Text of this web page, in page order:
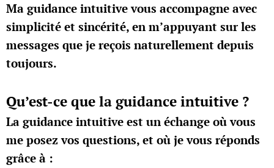
Ma guidance intuitive vous accompagne avec
simplicité et sincérité, en m’appuyant sur les
messages que je reçois naturellement depuis
toujours.
Qu’est-ce que la guidance intuitive ?
La guidance intuitive est un échange où vous
me posez vos questions, et où je vous réponds
grâce à :